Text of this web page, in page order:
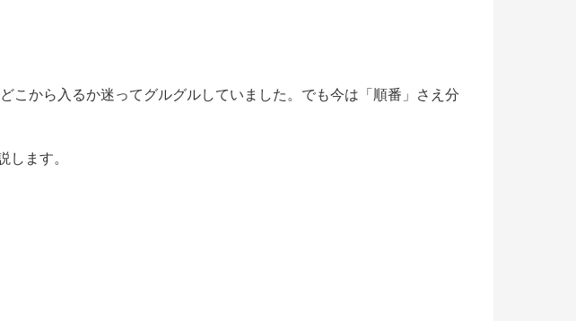
から入るか迷ってグルグルしていました。でも今は「順番」さえ分
します。